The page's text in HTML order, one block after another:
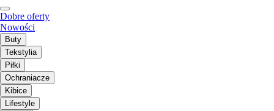
Dobre oferty
Nowości
Buty
Tekstylia
Piłki
Ochraniacze
Kibice
Lifestyle